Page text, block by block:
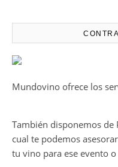
Mundovino ofrece los
También disponemos de
cual te podemos
tu vino para ese evento o